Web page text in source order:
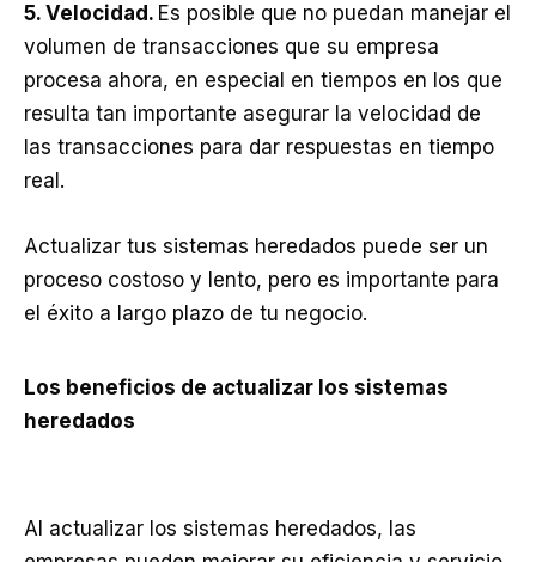
5. Velocidad. Es posible que no puedan manejar el
volumen de transacciones que su empresa
procesa ahora, en especial en tiempos en los que
resulta tan importante asegurar la velocidad de
las transacciones para dar respuestas en tiempo
real.
Actualizar tus sistemas heredados puede ser un
proceso costoso y lento, pero es importante para
el éxito a largo plazo de tu negocio.
Los beneficios de actualizar los sistemas
heredados
Al actualizar los sistemas heredados, las